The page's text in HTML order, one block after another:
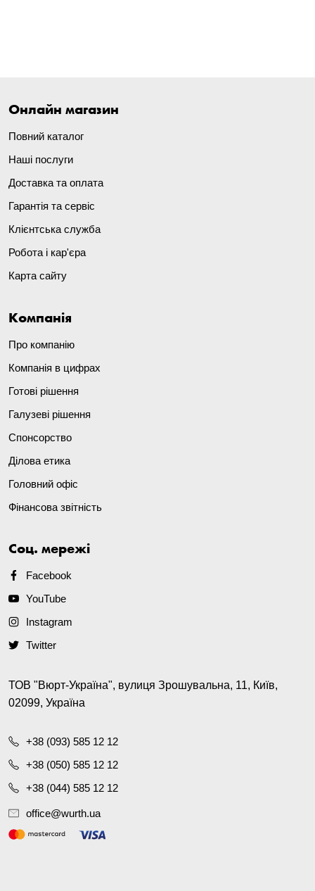
Онлайн магазин
Повний каталог
Наші послуги
Доставка та оплата
Гарантія та сервіс
Клієнтська служба
Робота і кар'єра
Карта сайту
Компанія
Про компанію
Компанія в цифрах
Готові рішення
Галузеві рішення
Спонсорство
Ділова етика
Головний офіс
Фінансова звітність
Соц. мережі
Facebook
YouTube
Instagram
Twitter
ТОВ "Вюрт-Україна", вулиця Зрошувальна, 11, Київ,
02099, Україна
+38 (093) 585 12 12
+38 (050) 585 12 12
+38 (044) 585 12 12
office@wurth.ua